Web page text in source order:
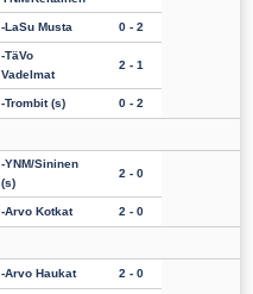
LaSu Musta 0 - 2
TäVo
Vadelmat
2 - 1
Trombit (s) 0 - 2
YNM/Sininen
(s)
2 - 0
Arvo Kotkat 2 - 0
Arvo Haukat 2 - 0